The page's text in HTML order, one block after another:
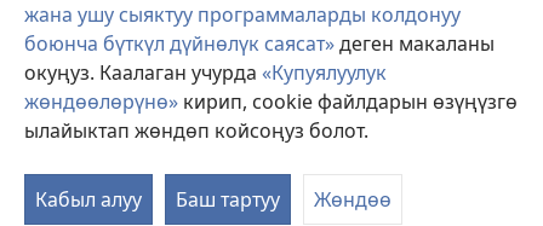
жана ушу сыяктуу программаларды колдонуу
боюнча бүткүл дүйнөлүк саясат»деген макаланы
окуңуз. Каалаган учурда «Купуялуулук
жөндөөлөрүнө» кирип, cookie файлдарын өзүңүзгө
ылайыктап жөндөп койсоңуз болот.
Кабыл алуу Баш тартуу Жөндөө
Copyright© 2026 Watch Tower Bible and Tract Society of Pennsylvania.
КОЛДОНУУ ШАРТТАРЫ| КУПУЯЛУУЛУК САЯСАТЫ
ЖӨНДӨӨЛӨРҮ